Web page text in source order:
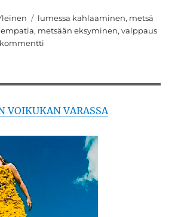
Avainsanat
lumessa kahlaaminen, metsä
, metsään eksyminen,valppaus
tunne
VOIKUKAN VARASSA